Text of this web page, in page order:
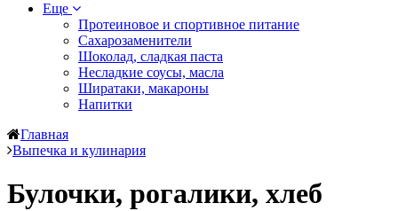
Еще
Протеиновое и спортивное питание
Сахарозаменители
Шоколад, сладкая паста
Несладкие соусы, масла
Ширатаки, макароны
Напитки
Главная
Выпечка и кулинария
Булочки, рогалики, хлеб